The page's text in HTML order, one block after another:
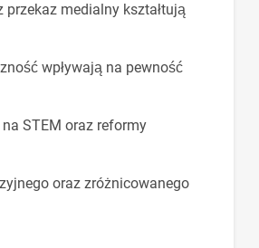
medialny kształtują
wpływają na pewność
STEM oraz reformy
oraz zróżnicowanego